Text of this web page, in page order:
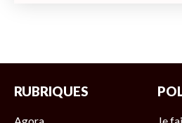
RUBRIQUES